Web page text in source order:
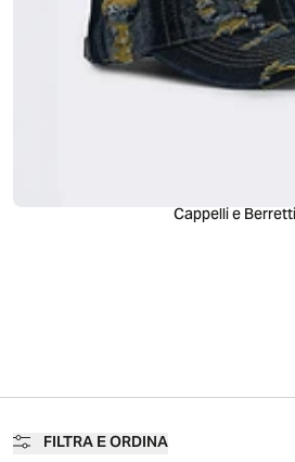
Cappelli e Berretti
FILTRA E ORDINA